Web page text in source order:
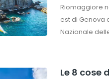
Riomaggiore
est di Genova
Nazionale
Le 8 cose